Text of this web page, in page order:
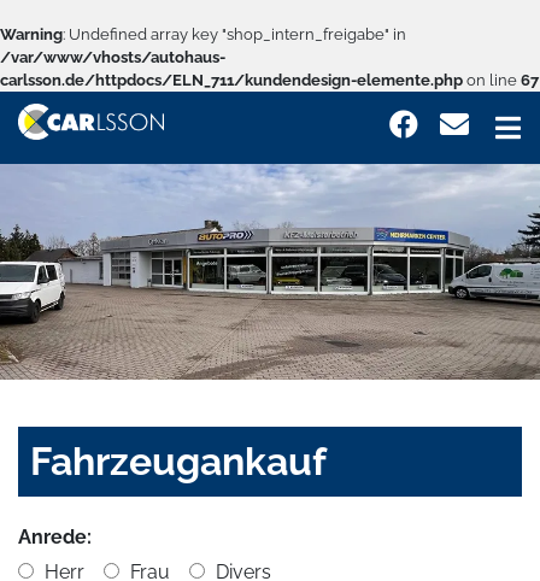
Warning: Undefined array key "shop_intern_freigabe" in
/var/www/vhosts/autohaus-
carlsson.de/httpdocs/ELN_711/kundendesign-elemente.php on line 67
Fahrzeugankauf
Anrede:
Herr
Frau Divers